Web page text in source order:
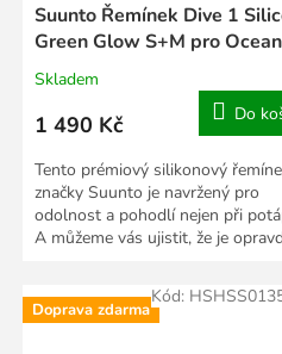
Suunto Řemínek Dive 1
Green Glow S+M pro
kompatibilní
Skladem
1 490 Kč Do
Tento prémiový silikonový
značky Suunto je navržený pro
odolnost a pohodlí nejen při
A můžeme vás ujistit, že je
Doprava zdarma
Kód: